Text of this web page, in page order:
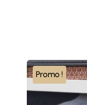
Promo !